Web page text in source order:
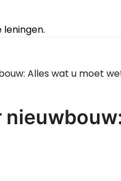
Alles wat u moet